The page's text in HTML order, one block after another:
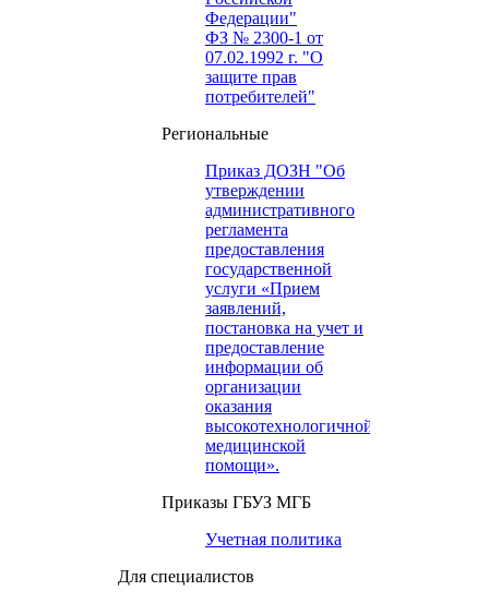
Федерации"
ФЗ № 2300-1 от
07.02.1992 г. "О
защите прав
потребителей"
Региональные
Приказ ДОЗН "Об
утверждении
административного
регламента
предоставления
государственной
услуги «Прием
заявлений,
постановка на учет и
предоставление
информации об
организации
оказания
высокотехнологичной
медицинской
помощи».
Приказы ГБУЗ МГБ
Учетная политика
Для специалистов